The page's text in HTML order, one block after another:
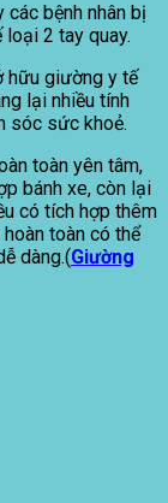
bệnh nhân bị
2 tay quay.
hữu giường y tế
lại nhiều tính
sóc sức khoẻ.
toàn yên tâm,
bánh xe, còn lại
có tích hợp thêm
toàn có thể
dàng.(Giường